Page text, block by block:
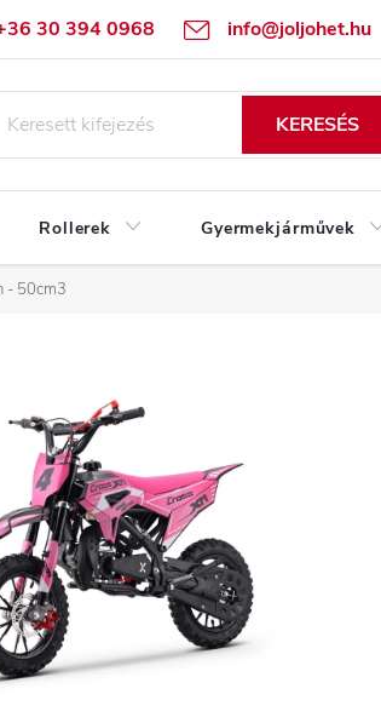
30 394 0968 info@joljohet.hu
Üzleti feltételek (ÁSZF) Adatkezelési
KERESÉS
Rollerek Gyermekjárművek
- 50cm3